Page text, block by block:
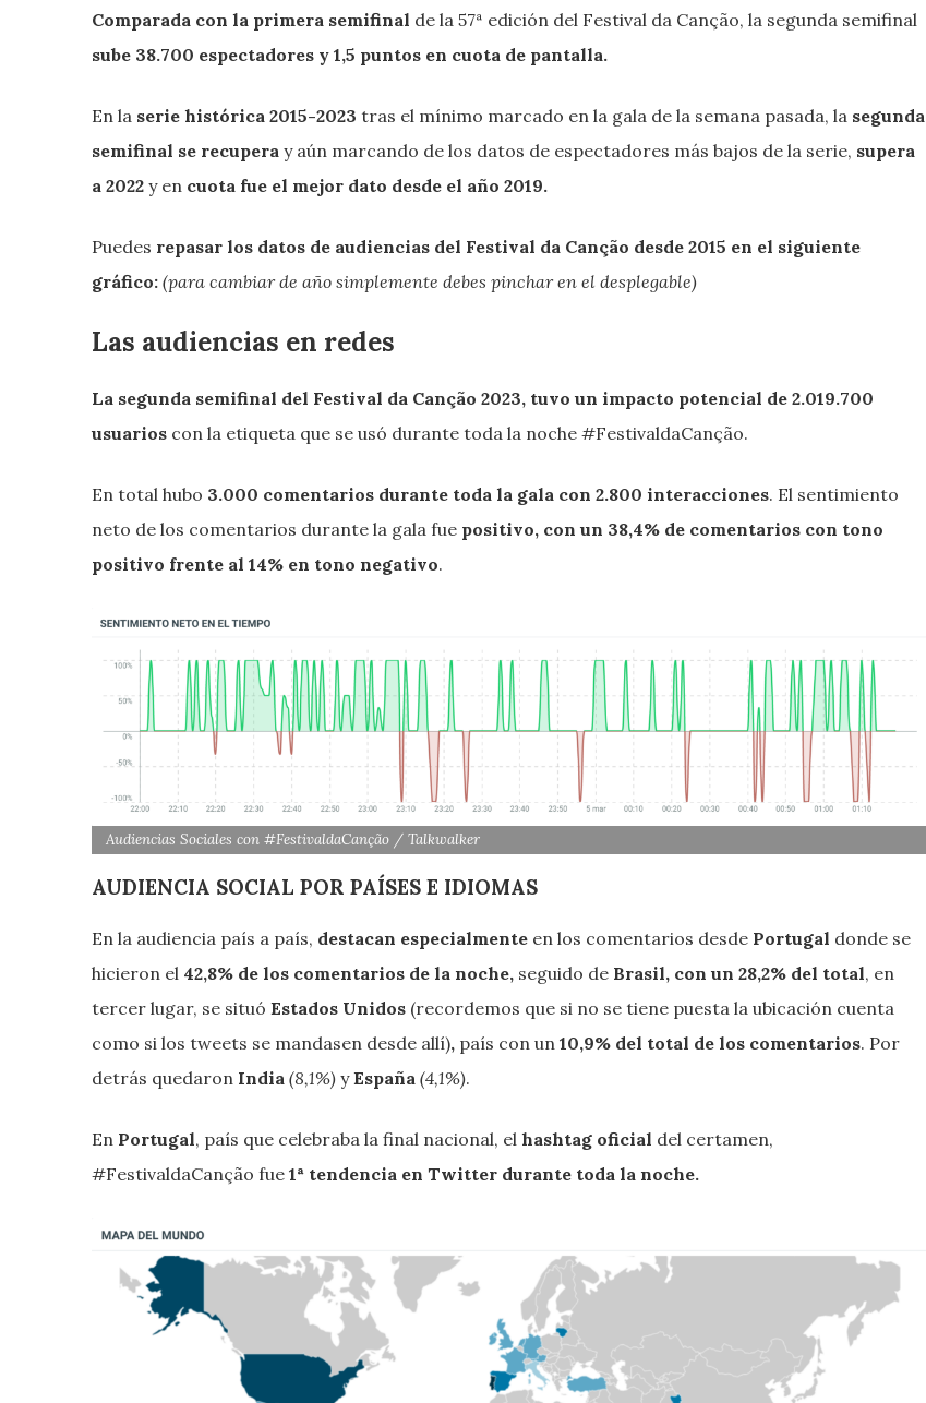
Comparada con la primera semifinal de la 57ª edición del Festival da Canção, la segunda semifinal
sube 38.700 espectadores y 1,5 puntos en cuota de pantalla.
En la serie histórica 2015-2023 tras el mínimo marcado en la gala de la semana pasada, la segunda
semifinal se recupera y aún marcando de los datos de espectadores más bajos de la serie, supera
a 2022 y en cuota fue el mejor dato desde el año 2019.
Puedes repasar los datos de audiencias del Festival da Canção desde 2015 en el siguiente
gráfico: (para cambiar de año simplemente debes pinchar en el desplegable)
Las audiencias en redes
La segunda semifinal del Festival da Canção 2023, tuvo un impacto potencial de 2.019.700
usuarios con la etiqueta que se usó durante toda la noche #FestivaldaCanção.
En total hubo 3.000 comentarios durante toda la gala con 2.800 interacciones. El sentimiento
neto de los comentarios durante la gala fue positivo, con un 38,4% de comentarios con tono
positivo frente al 14% en tono negativo.
Audiencias Sociales con #FestivaldaCanção / Talkwalker
AUDIENCIA SOCIAL POR PAÍSES E IDIOMAS
En la audiencia país a país, destacan especialmente en los comentarios desde Portugal donde se
hicieron el 42,8% de los comentarios de la noche, seguido de Brasil, con un 28,2% del total, en
tercer lugar, se situó Estados Unidos (recordemos que si no se tiene puesta la ubicación cuenta
como si los tweets se mandasen desde allí), país con un 10,9% del total de los comentarios. Por
detrás quedaron India (8,1%) yEspaña (4,1%).
En Portugal, país que celebraba la final nacional, el hashtag oficial del certamen,
#FestivaldaCanção fue 1ª tendencia en Twitter durante toda la noche.